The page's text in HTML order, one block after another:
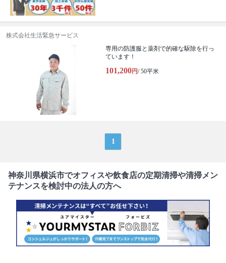
株式会社生活緊急サービス
専用の防護服と薬剤で的確な駆除を行っ
ています！
101,200円/ 50平米
1
神奈川県横浜市でオフィスや飲食店の定期清掃や清掃メン
テナンスを検討中の法人の方へ